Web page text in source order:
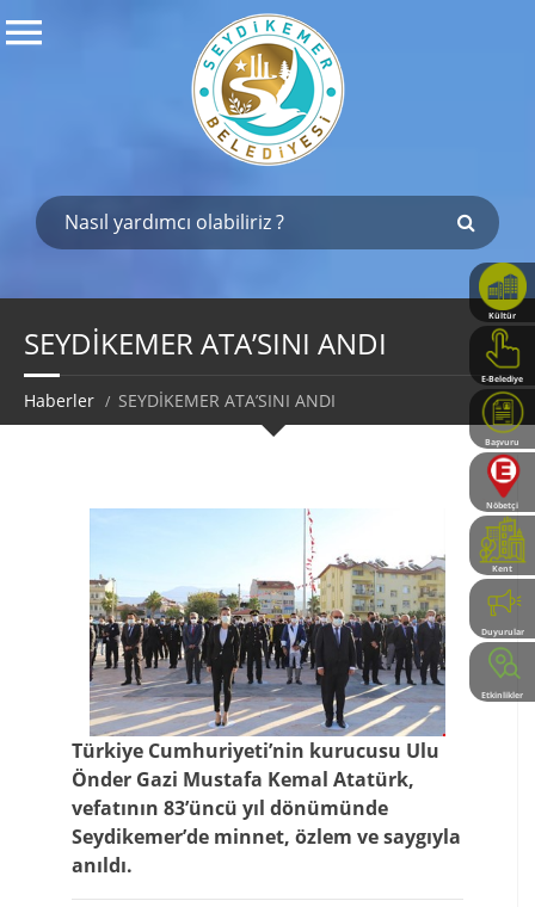
Kültür
Haritası
E-Belediye
Başvuru
Rehberi
Nöbetçi
Eczaneler
Kent
Rehberi
Duyurular
Etkinlikler
SEYDİKEMER ATA’SINI ANDI
Haberler SEYDİKEMER ATA’SINI ANDI
Türkiye Cumhuriyeti’nin kurucusu Ulu
Önder Gazi Mustafa Kemal Atatürk,
vefatının 83’üncü yıl dönümünde
Seydikemer’de minnet, özlem ve saygıyla
anıldı.